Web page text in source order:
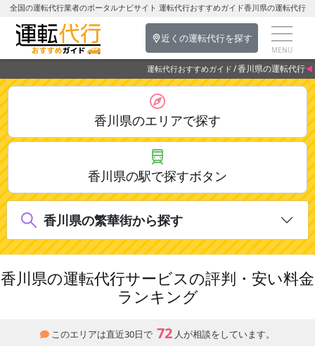
全国の運転代行業者のポータルナビサイト 運転代行おすすめガイド香川県の運転代行
近くの運転代行を探す
運転代行おすすめガイド 香川県の運転代行
香川県のエリアで探す
香川県の駅で探すボタン
香川県の繁華街から探す
香川県の運転代行サービスの評判・安い料金
ランキング
このエリアは直近30日で 72 人が相談をしています。